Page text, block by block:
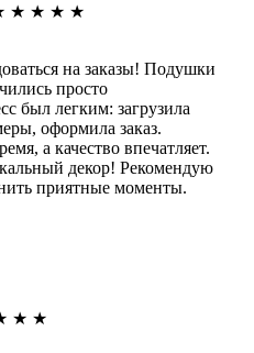
★ ★ ★ ★
на заказы! Подушки
просто
был легким: загрузила
оформила заказ.
а качество впечатляет.
декор! Рекомендую
приятные моменты.
★ ★